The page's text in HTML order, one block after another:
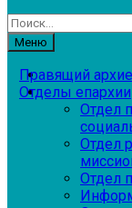
Найти:
Меню
Правящий
Отделы епархии
Отдел
Отдел
Отдел